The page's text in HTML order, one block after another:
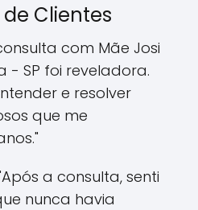
Clientes
com Mãe Josi
- SP foi reveladora.
e resolver
que me
a consulta, senti
nunca havia